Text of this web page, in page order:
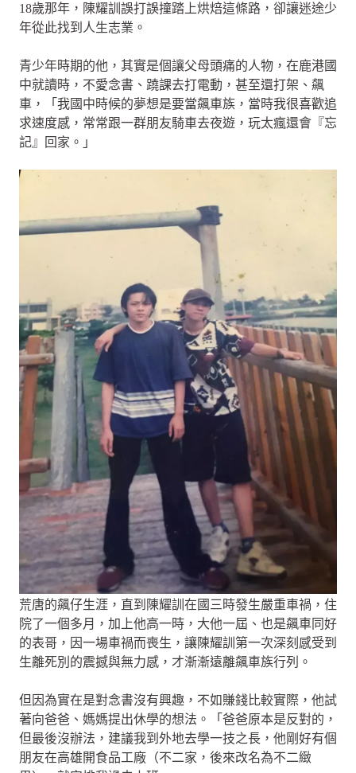
18歲那年，陳耀訓誤打誤撞踏上烘焙這條路，卻讓迷途少
年從此找到人生志業。
青少年時期的他，其實是個讓父母頭痛的人物，在鹿港國
中就讀時，不愛念書、蹺課去打電動，甚至還打架、飆
車，「我國中時候的夢想是要當飆車族，當時我很喜歡追
求速度感，常常跟一群朋友騎車去夜遊，玩太瘋還會『忘
記』回家。」
荒唐的飆仔生涯，直到陳耀訓在國三時發生嚴重車禍，住
院了一個多月，加上他高一時，大他一屆、也是飆車同好
的表哥，因一場車禍而喪生，讓陳耀訓第一次深刻感受到
生離死別的震撼與無力感，才漸漸遠離飆車族行列。
但因為實在是對念書沒有興趣，不如賺錢比較實際，他試
著向爸爸、媽媽提出休學的想法。「爸爸原本是反對的，
但最後沒辦法，建議我到外地去學一技之長，他剛好有個
朋友在高雄開食品工廠（不二家，後來改名為不二緻